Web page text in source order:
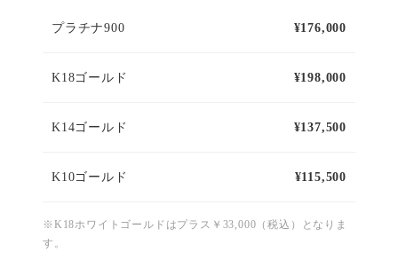
プラチナ900 ¥176,000
K18ゴールド ¥198,000
K14ゴールド ¥137,500
K10ゴールド ¥115,500
※K18ホワイトゴールドはプラス￥33,000（税込）となりま
す。